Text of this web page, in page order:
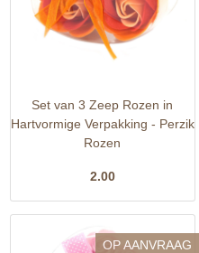
Set van 3 Zeep Rozen in
Hartvormige Verpakking - Perzik
Rozen
2.00
OP AANVRAAG